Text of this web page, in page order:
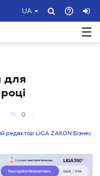
UA
для
0
редактор LIGA ZAKON Бізнес